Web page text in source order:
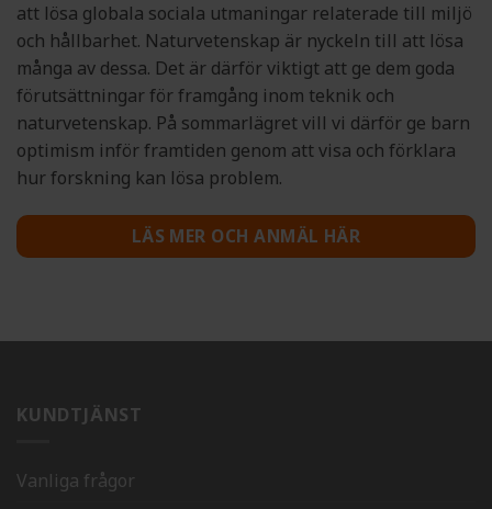
att lösa globala sociala utmaningar relaterade till miljö
och hållbarhet. Naturvetenskap är nyckeln till att lösa
många av dessa. Det är därför viktigt att ge dem goda
förutsättningar för framgång inom teknik och
naturvetenskap. På sommarlägret vill vi därför ge barn
optimism inför framtiden genom att visa och förklara
hur forskning kan lösa problem.
LÄS MER OCH ANMÄL HÄR
KUNDTJÄNST
Vanliga frågor